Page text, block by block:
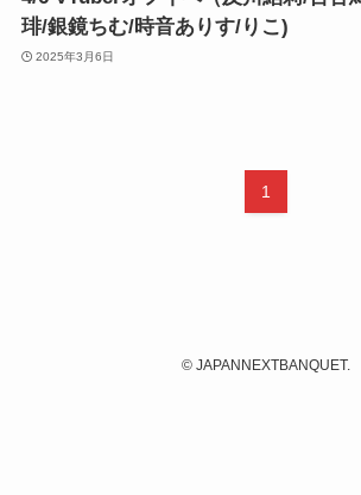
琲/銀鏡ちむ/時音ありす/りこ)
2025年3月6日
1
© JAPANNEXTBANQUET.